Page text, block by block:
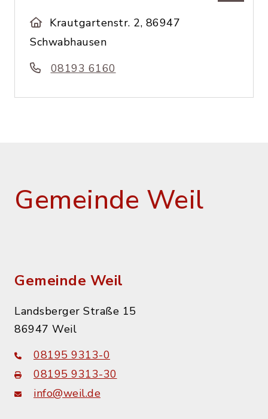
Krautgartenstr. 2, 86947
Schwabhausen
08193 6160
Gemeinde Weil
Gemeinde Weil
Landsberger Straße 15
86947 Weil
08195 9313-0
08195 9313-30
info@weil.de